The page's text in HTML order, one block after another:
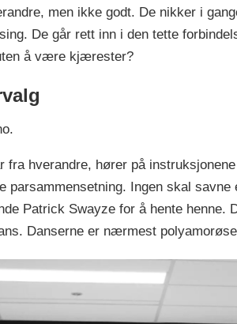
men ikke godt. De nikker i
De går rett inn i den tette
å være kjærester?
fra hverandre, hører på
parsammensetning. Ingen skal
Patrick Swayze for å hente
Danserne er nærmest